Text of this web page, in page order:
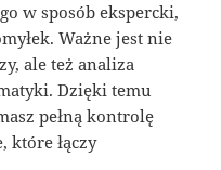
w sposób ekspercki,
Ważne jest nie
ale też analiza
Dzięki temu
pełną kontrolę
które łączy